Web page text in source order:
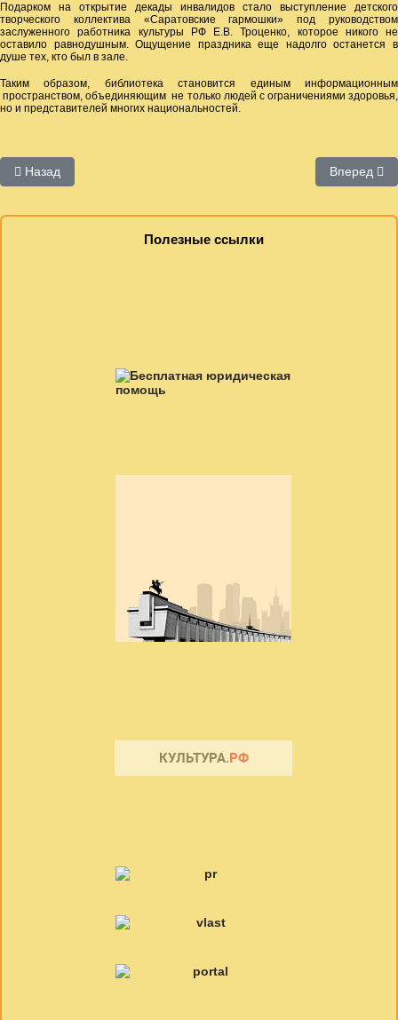
Подарком на открытие декады инвалидов стало выступление детского
творческого коллектива «Саратовские гармошки» под руководством
заслуженного работника культуры РФ Е.В. Троценко, которое никого не
оставило равнодушным. Ощущение праздника еще надолго останется в
душе тех, кто был в зале.
Таким образом, библиотека становится единым информационным
пространством, объединяющим не только людей с ограничениями здоровья,
но и представителей многих национальностей.
Предыдущий: 2014 год
Назад Вперед
Полезные ссылки